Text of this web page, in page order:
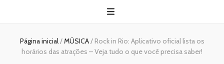
Página inicial/MÚSICA/ Rock in Rio: Aplicativo oficial lista os
horários das atrações – Veja tudo o que você precisa saber!